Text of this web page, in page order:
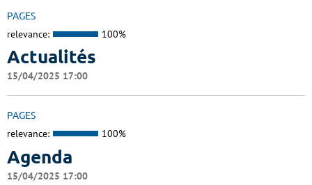
PAGES
relevance: 100%
Actualités
15/04/2025 17:00
PAGES
relevance: 100%
Agenda
15/04/2025 17:00